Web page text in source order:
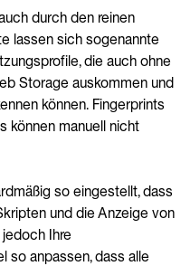
durch den reinen
lassen sich sogenannte
die auch ohne
Storage auskommen und
können. Fingerprints
können manuell nicht
so eingestellt, dass
und die Anzeige von
Ihre
so anpassen, dass alle